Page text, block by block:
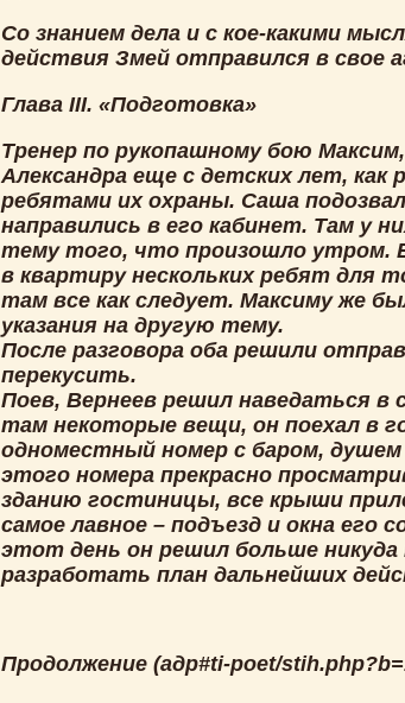
Со знанием дела и с кое-какими
действия Змей отправился в свое
Глава III. «Подготовка»
Тренер по рукопашному бою
Александра еще с детских лет, как
ребятами их охраны. Саша
направились в его кабинет. Там у
тему того, что произошло утром.
в квартиру нескольких ребят для
там все как следует. Максиму же
указания на другую тему.
После разговора оба решили
перекусить.
Поев, Вернеев решил наведаться в
там некоторые вещи, он поехал в
одноместный номер с баром,
этого номера прекрасно
зданию гостиницы, все крыши
самое лавное – подъезд и окна его
этот день он решил больше
разработать план дальнейших
Продолжение (адр#ti-poet/